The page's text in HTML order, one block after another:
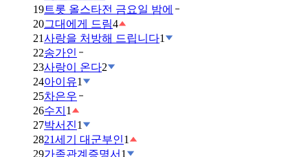
19트롯 올스타전 금요일 밤에
20그대에게 드림4
21사랑을 처방해 드립니다1
22송가인
23사랑이 온다2
24아이유1
25차은우
26수지 1
27박서진1
2821세기 대군부인1
29가족관계증명서 1